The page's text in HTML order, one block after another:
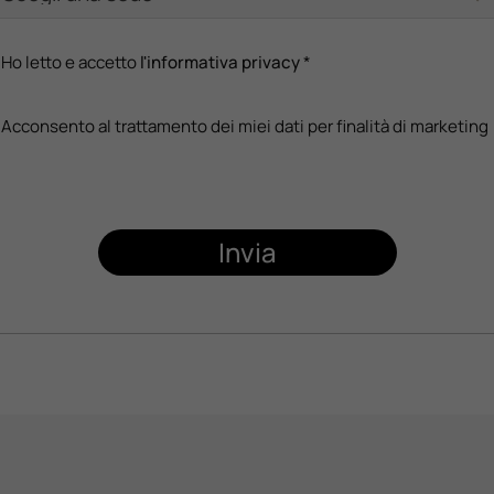
Ho letto e accettol'informativa privacy*
Acconsento al trattamento dei miei dati per finalità di marketing
Invia